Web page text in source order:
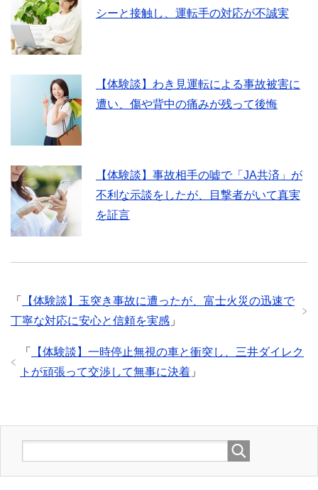
シーと接触し、運転手の対応が不誠実
【体験談】わき見運転による事故被害に
遭い、傷や背中の痛みが残って後悔
【体験談】事故相手の嘘で「JA共済」が
不利な示談をしたが、目撃者がいて真実
を証言
「
【体験談】玉突き事故に遭ったが、富士火災の迅速で
丁寧な対応に安心と信頼を実感 」
「
【体験談】一時停止無視の車と衝突し、三井ダイレク
トが頑張って交渉して無事に決着 」